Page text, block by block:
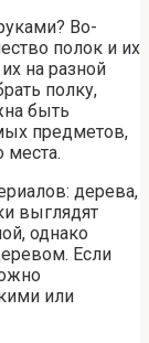
Во-
полок и их
на разной
полку,
быть
предметов,
места.
дерева,
выглядят
однако
Если
или